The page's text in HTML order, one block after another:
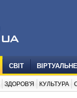
СВІТ
ЗДОРОВ'Я КУЛЬТУРА